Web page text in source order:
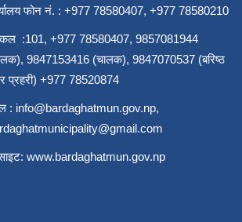
फोन नं. : +977 78580407, +977 78580210
:101, +977 78580407, 9857081944
9847153416 (चालक), 9847070537 (बरिष्ठ
प्रहरी) +977 78520874
: info@bardaghatmun.gov.np,
www.bardaghatmun.gov.np